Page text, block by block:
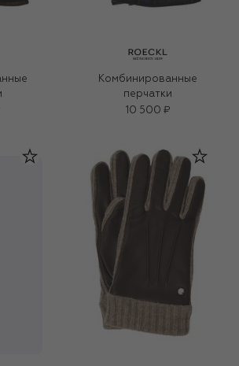
Комбинированные
перчатки
10 500 ₽